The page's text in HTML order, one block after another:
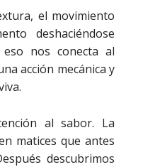
el movimiento
deshaciéndose
nos conecta al
acción mecánica y
al sabor. La
matices que antes
descubrimos